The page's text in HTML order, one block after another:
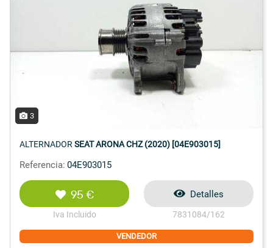
3
ALTERNADOR SEAT ARONA CHZ (2020) [04E903015]
Referencia: 04E903015
95 €
Iva Incluido
Detalles
7831084/162
VENDEDOR